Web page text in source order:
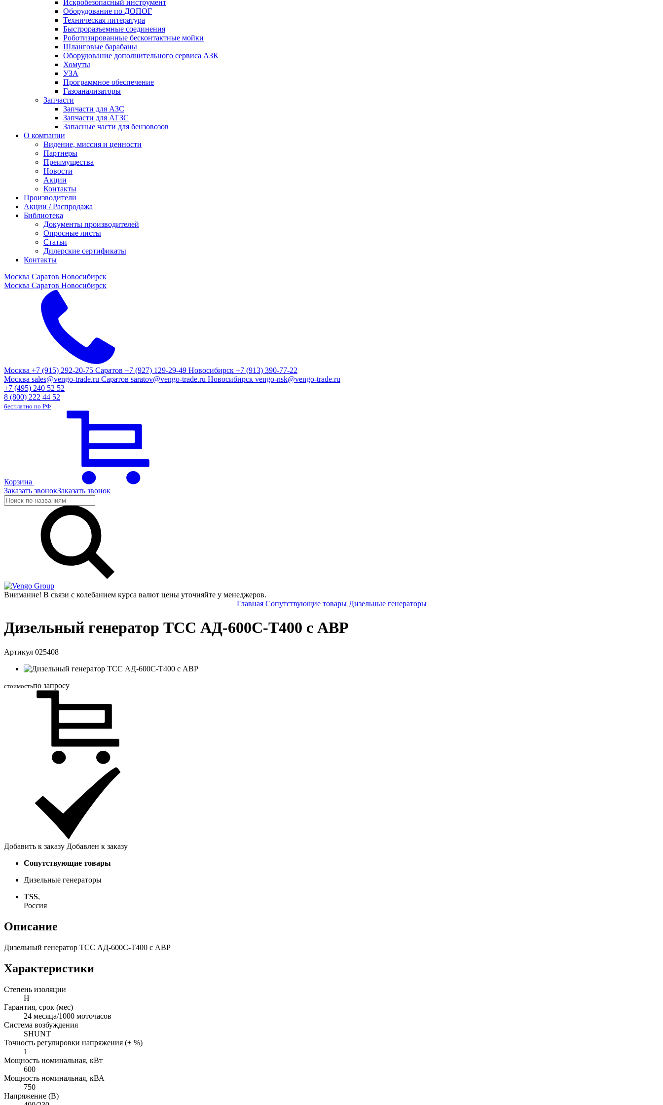
Искробезопасный инструмент
Оборудование по ДОПОГ
Техническая литература
Быстроразъемные соединения
Роботизированные бесконтактные мойки
Шланговые барабаны
Оборудование дополнительного сервиса АЗК
Хомуты
УЗА
Программное обеспечение
Газоанализаторы
Запчасти
Запчасти для АЗС
Запчасти для АГЗС
Запасные части для бензовозов
О компании
Видение, миссия и ценности
Партнеры
Преимущества
Новости
Акции
Контакты
Производители
Акции / Распродажа
Библиотека
Документы производителей
Опросные листы
Статьи
Дилерские сертификаты
Контакты
Москва Саратов Новосибирск
Москва Саратов Новосибирск
Москва +7 (915) 292-20-75 Саратов +7 (927) 129-29-49 Новосибирск +7 (913) 390-77-22
Москва sales@vengo-trade.ru Саратов saratov@vengo-trade.ru Новосибирск vengo-nsk@vengo-trade.ru
+7 (495) 240 52 52
8 (800) 222 44 52
бесплатно по РФ
Корзина
Заказать звонокЗаказать звонок
Group
Внимание! В связи с колебанием курса валют цены уточняйте у менеджеров.
Главная Сопутствующие товары Дизельные генераторы
Дизельный генератор ТСС АД-600С-Т400 с АВР
Артикул 025408
стоимостьпо запросу
Добавить к заказу Добавлен к заказу
Сопутствующие товары
Дизельные генераторы
TSS,
Россия
Описание
Дизельный генератор ТСС АД-600С-Т400 с АВР
Характеристики
Степень изоляции
Н
Гарантия, срок (мес)
24 месяца/1000 моточасов
Система возбуждения
SHUNT
Точность регулировки напряжения (± %)
1
Мощность номинальная, кВт
600
Мощность номинальная, кВА
750
Напряжение (В)